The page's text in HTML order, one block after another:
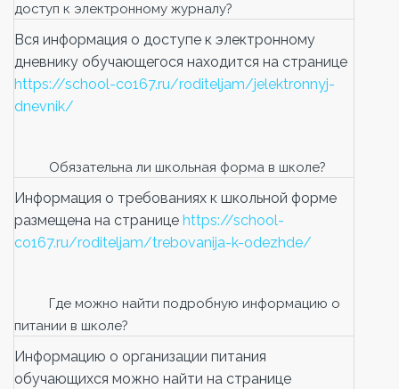
доступ к электронному журналу?
Вся информация о доступе к электронному
дневнику обучающегося находится на странице
https://school-co167.ru/roditeljam/jelektronnyj-
dnevnik/
Обязательна ли школьная форма в школе?
Информация о требованиях к школьной форме
размещена на странице https://school-
co167.ru/roditeljam/trebovanija-k-odezhde/
Где можно найти подробную информацию о
питании в школе?
Информацию о организации питания
обучающихся можно найти на странице